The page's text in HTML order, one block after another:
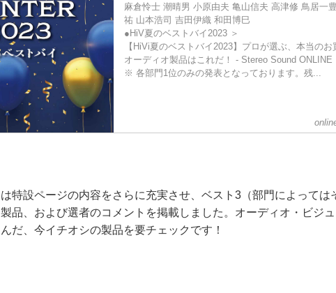
麻倉怜士 潮晴男 小原由夫 亀山信夫 高津修 鳥居一
祐 山本浩司 吉田伊織 和田博巳
●HiV夏のベストバイ2023 ＞
【HiVi夏のベストバイ2023】プロが選ぶ、本当の
オーディオ製品はこれだ！ - Stereo Sound ONLINE
※ 各部門1位のみの発表となっております。残...
特設ページの内容をさらに充実させ、ベスト3（部門によっては
品、および選者のコメントを掲載しました。オーディオ・ビジ
だ、今イチオシの製品を要チェックです！